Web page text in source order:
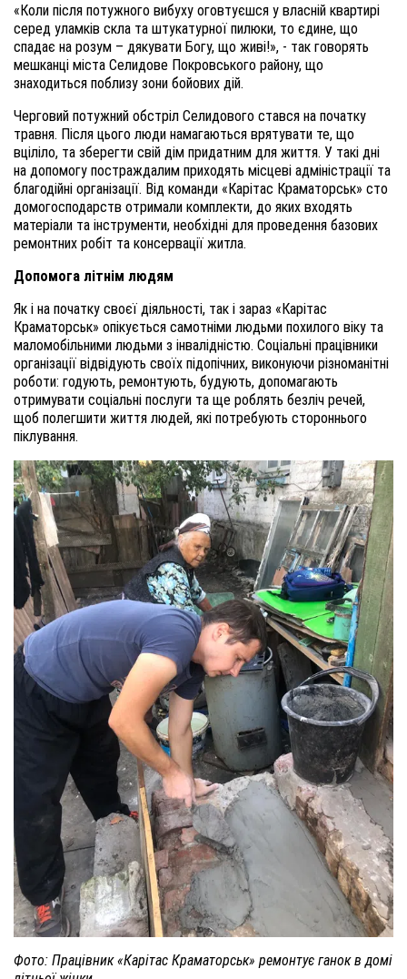
«Коли після потужного вибуху оговтуєшся у власній квартирі
серед уламків скла та штукатурної пилюки, то єдине, що
спадає на розум – дякувати Богу, що живі!», - так говорять
мешканці міста Селидове Покровського району, що
знаходиться поблизу зони бойових дій.
Черговий потужний обстріл Селидового стався на початку
травня. Після цього люди намагаються врятувати те, що
вціліло, та зберегти свій дім придатним для життя. У такі дні
на допомогу постраждалим приходять місцеві адміністрації та
благодійні організації. Від команди «Карітас Краматорськ» сто
домогосподарств отримали комплекти, до яких входять
матеріали та інструменти, необхідні для проведення базових
ремонтних робіт та консервації житла.
Допомога літнім людям
Як і на початку своєї діяльності, так і зараз «Карітас
Краматорськ» опікується самотніми людьми похилого віку та
маломобільними людьми з інвалідністю. Соціальні працівники
організації відвідують своїх підопічних, виконуючи різноманітні
роботи: годують, ремонтують, будують, допомагають
отримувати соціальні послуги та ще роблять безліч речей,
щоб полегшити життя людей, які потребують стороннього
піклування.
Фото: Працівник «Карітас Краматорськ» ремонтує ганок в домі